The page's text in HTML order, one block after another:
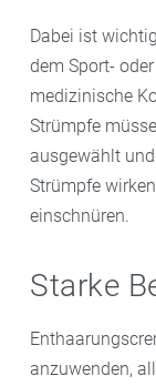
Dabei ist
dem Sport-
medizinische
Strümpfe
ausgewählt
Strümpfe
einschnüren.
Starke
anzuwenden,